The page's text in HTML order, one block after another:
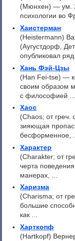
(Мюнхен) — ум.
психологии во
Хаистерман
(Heistermann)
(Аугустдорф,
опубликовал ряд
Хань Фэй-Цзы
(Han Fei-tse) —
своим образом
с философией ...
Хаос
(Chaos; от
зияющая
бесформенное,
Характер
(Charakter; от
черта
манерах, ...
Харизма
(Charisma; от
большие
как ...
Харткопф
(Hartkopf)